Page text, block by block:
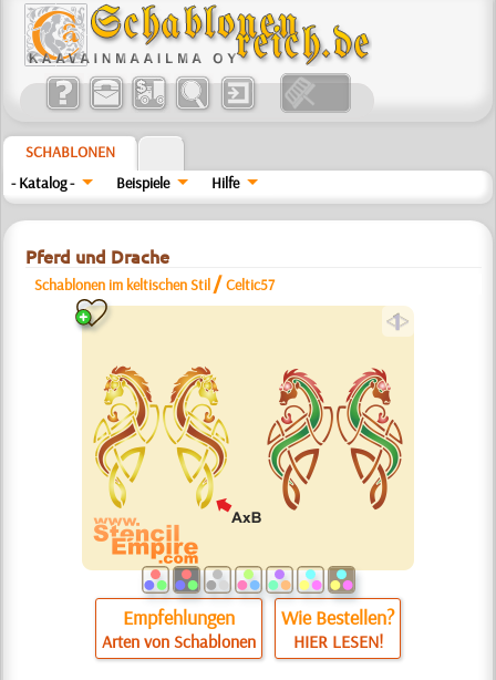
SCHABLONEN
- Katalog -
Beispiele Hilfe
Pferd und Drache
Schablonen im keltischen Stil /Celtic57
a
Empfehlungen
Arten von Schablonen
Wie Bestellen?
HIER LESEN!